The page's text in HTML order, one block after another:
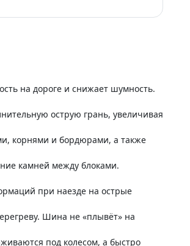
на дороге и снижает шумность.
острую грань, увеличивая
корнями и бордюрами, а также
камней между блоками.
при наезде на острые
Шина не «плывёт» на
под колесом, а быстро